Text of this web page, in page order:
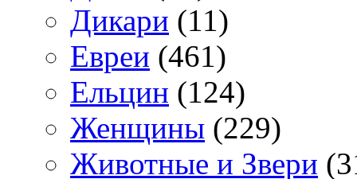
Дикари (11)
Евреи (461)
Ельцин (124)
Женщины (229)
Животные и Звери